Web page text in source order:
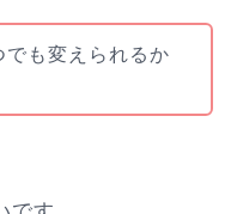
でも変えられるか